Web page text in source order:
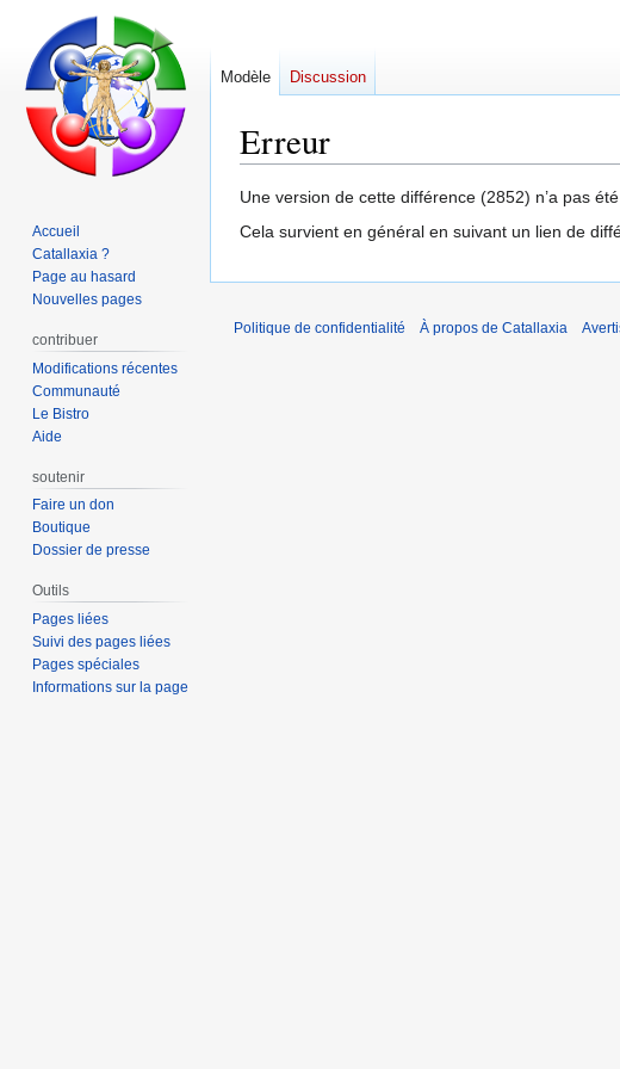
Erreur
Aller
à
Aller
à
Une version de cette différence (2852) n’a pas
Cela survient en général en suivant un lien de
Modèle Discussion
Accueil
Catallaxia ?
Page au hasard
Nouvelles pages
contribuer
Modifications récentes
Communauté
Le Bistro
Aide
soutenir
Faire un don
Boutique
Dossier de presse
Outils
Pages liées
Suivi des pages liées
Pages spéciales
Informations sur la page
Politique de confidentialité À propos de Catallaxia